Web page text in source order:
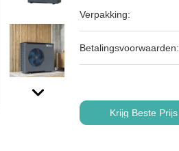
Verpakking:
Betalingsvoorwaarden:
Krijg Beste Prijs